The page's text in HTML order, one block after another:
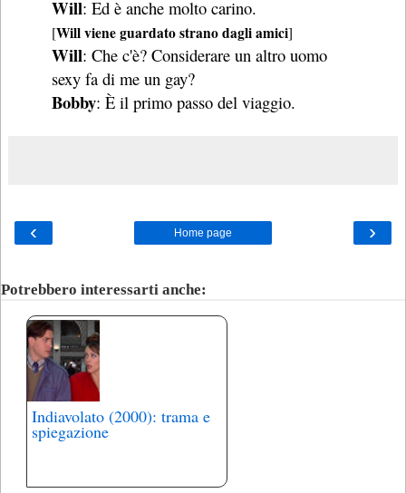
Will: Ed è anche molto carino.
[Will viene guardato strano dagli amici]
Will: Che c'è? Considerare un altro uomo
sexy fa di me un gay?
Bobby: È il primo passo del viaggio.
‹ ›
Home page
Potrebbero interessarti anche:
Indiavolato (2000): trama e
spiegazione